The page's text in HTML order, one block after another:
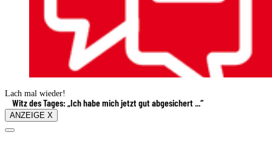
Lach mal wieder!
Witz des Tages: „Ich habe mich jetzt gut abgesichert ...“
ANZEIGE X